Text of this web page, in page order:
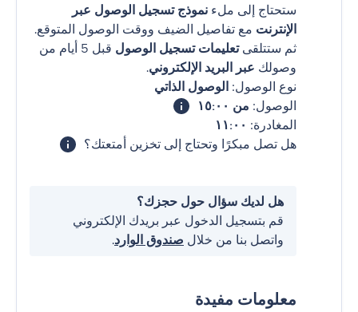
ستحتاج إلى ملء نموذج تسجيل الوصول عبر
الإنترنت مع تفاصيل الضيف ووقت الوصول المتوقع.
ثم ستتلقىتعليمات تسجيل الوصول
قبل 5 أيام من
وصولك عبر البريد الإلكتروني.
نوع الوصول: الوصول الذاتي
الوصول: من ١٥:٠٠
المغادرة: ١١:٠٠
هل تصل مبكرًا وتحتاج إلى تخزين أمتعتك؟
هل لديك سؤال حول حجزك؟
قم بتسجيل الدخول عبر بريدك الإلكتروني
واتصل بنا من خلال صندوق الوارد.
معلومات مفيدة